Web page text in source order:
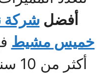
أفضل شركة
خميس مشيط